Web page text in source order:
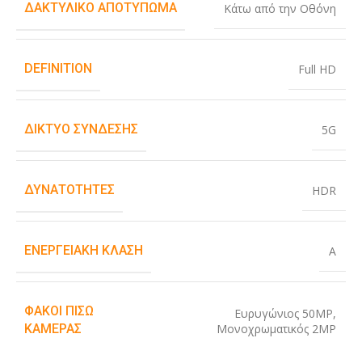
ΔΑΚΤΥΛΙΚΌ ΑΠΟΤΎΠΩΜΑ Κάτω από την Οθόνη
DEFINITION Full HD
ΔΊΚΤΥΟ ΣΎΝΔΕΣΗΣ 5G
ΔΥΝΑΤΌΤΗΤΕΣ HDR
ΕΝΕΡΓΕΙΑΚΉ ΚΛΆΣΗ A
ΦΑΚΟΊ ΠΊΣΩ
ΚΆΜΕΡΑΣ
Ευρυγώνιος 50MP,
Μονοχρωματικός 2MP